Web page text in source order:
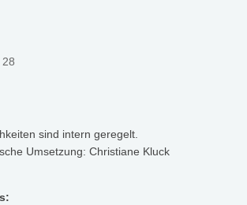
sind intern geregelt.
Umsetzung: Christiane Kluck